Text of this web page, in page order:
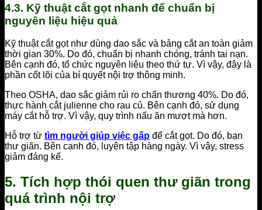
4.3. Kỹ thuật cắt gọt nhanh để chuẩn bị
nguyên liệu hiệu quả
Kỹ thuật cắt gọt như dùng dao sắc và bảng cắt an toàn giảm
thời gian 30%. Do đó, chuẩn bị nhanh chóng, tránh tai nạn.
Bên cạnh đó, tổ chức nguyên liệu theo thứ tự. Vì vậy, đây là
phần cốt lõi của bí quyết nội trợ thông minh.
Theo OSHA, dao sắc giảm rủi ro chấn thương 40%. Do đó,
thực hành cắt julienne cho rau củ. Bên cạnh đó, sử dụng
máy cắt hỗ trợ. Vì vậy, quy trình nấu ăn mượt mà hơn.
Hỗ trợ từ tìm người giúp việc gấp để cắt gọt. Do đó, bạn
thư giãn. Bên cạnh đó, luyện tập hàng ngày. Vì vậy, stress
giảm đáng kể.
5. Tích hợp thói quen thư giãn trong
quá trình nội trợ